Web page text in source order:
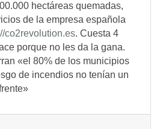
hectáreas quemadas,
de la empresa española
co2revolution.es. Cuesta 4
porque no les da la gana.
«el 80% de los municipios
de incendios no tenían un